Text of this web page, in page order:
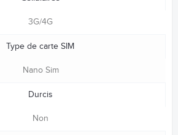
3G/4G
Type de carte SIM
Nano Sim
Durcis
Non